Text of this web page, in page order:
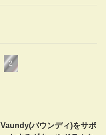
Vaundy(バウンディ)をサポ